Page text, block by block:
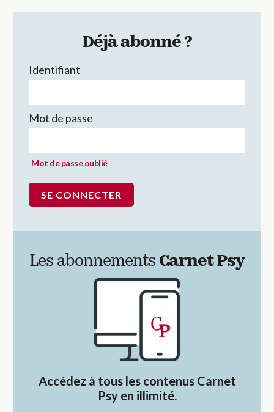
Déjà abonné ?
Identifiant
Mot de passe
Mot de passe oublié
Les abonnements Carnet Psy
Accédez à tous les contenus Carnet
Psy en illimité.